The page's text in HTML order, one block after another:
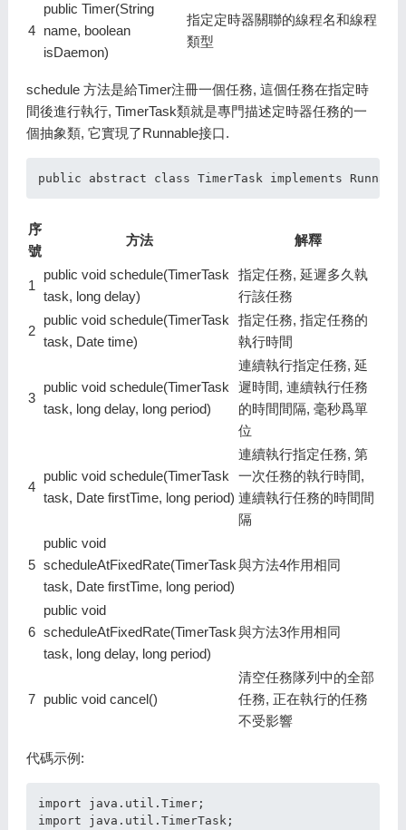
4
public Timer(String
name, boolean
isDaemon)
指定定時器關聯的線程名和線程
類型
schedule 方法是給Timer注冊一個任務, 這個任務在指定時
間後進行執行, TimerTask類就是專門描述定時器任務的一
個抽象類, 它實現了Runnable接口.
序
號
方法 解釋
1
public void schedule(TimerTask
task, long delay)
指定任務, 延遲多久執
行該任務
2
public void schedule(TimerTask
task, Date time)
指定任務, 指定任務的
執行時間
3
public void schedule(TimerTask
task, long delay, long period)
連續執行指定任務, 延
遲時間, 連續執行任務
的時間間隔, 毫秒爲單
位
4
public void schedule(TimerTask
task, Date firstTime, long period)
連續執行指定任務, 第
一次任務的執行時間,
連續執行任務的時間間
隔
5
public void
scheduleAtFixedRate(TimerTask
task, Date firstTime, long period)
與方法4作用相同
6
public void
scheduleAtFixedRate(TimerTask
task, long delay, long period)
與方法3作用相同
7 public void cancel()
清空任務隊列中的全部
任務, 正在執行的任務
不受影響
代碼示例:
import java.util.Timer;
import java.util.TimerTask;